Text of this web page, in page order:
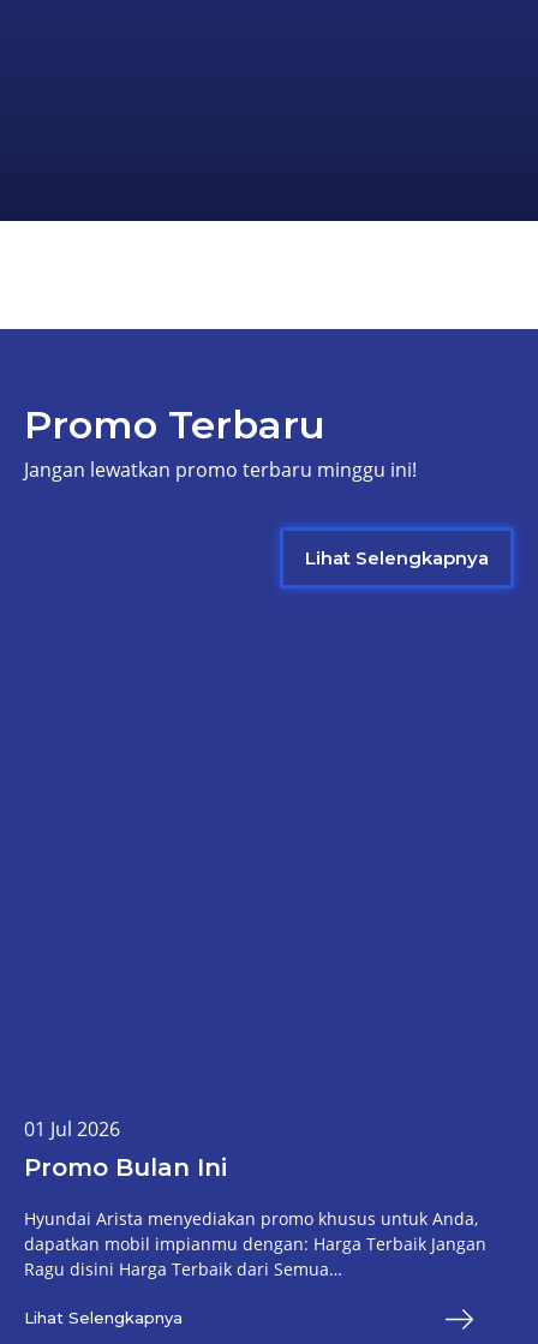
Promo Terbaru
Jangan lewatkan promo terbaru minggu ini!
Lihat Selengkapnya
01 Jul 2026
Promo Bulan Ini
Hyundai Arista menyediakan promo khusus untuk Anda,
dapatkan mobil impianmu dengan: Harga Terbaik Jangan
Ragu disini Harga Terbaik dari Semua…
Lihat Selengkapnya